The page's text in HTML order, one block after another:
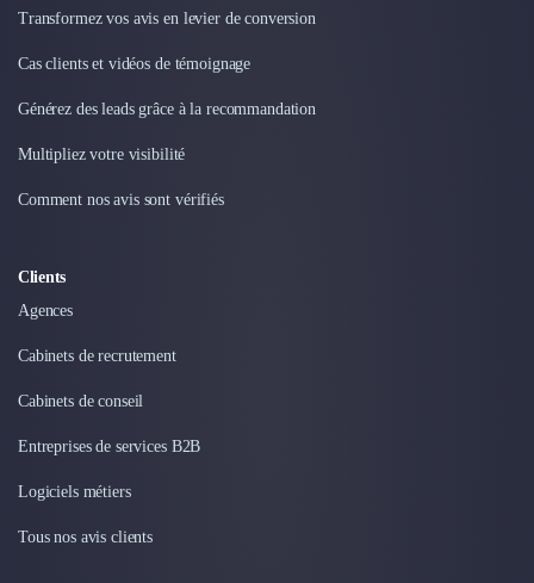
Cybersécurité
Intelligence Artificielle (IA)
Réalité Virtuelle (VR)
Déménagement
Traiteur & Restauration
Conception & Aménagement de Bureaux
Office Management
Autres
Gestion Immobilière
Logiciel PropTech
Transformez vos avis en levier de conversion
Cas clients et vidéos de témoignage
Générez des leads grâce à la recommandation
Multipliez votre visibilité
Comment nos avis sont vérifiés
Clients
Agences
Cabinets de recrutement
Cabinets de conseil
Entreprises de services B2B
Logiciels métiers
Tous nos avis clients